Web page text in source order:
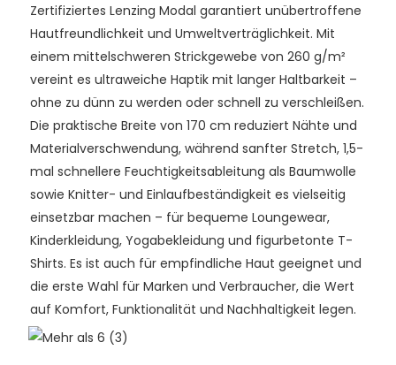
Zertifiziertes Lenzing Modal garantiert unübertroffene
Hautfreundlichkeit und Umweltverträglichkeit. Mit
einem mittelschweren Strickgewebe von 260 g/m²
vereint es ultraweiche Haptik mit langer Haltbarkeit –
ohne zu dünn zu werden oder schnell zu verschleißen.
Die praktische Breite von 170 cm reduziert Nähte und
Materialverschwendung, während sanfter Stretch, 1,5-
mal schnellere Feuchtigkeitsableitung als Baumwolle
sowie Knitter- und Einlaufbeständigkeit es vielseitig
einsetzbar machen – für bequeme Loungewear,
Kinderkleidung, Yogabekleidung und figurbetonte T-
Shirts. Es ist auch für empfindliche Haut geeignet und
die erste Wahl für Marken und Verbraucher, die Wert
auf Komfort, Funktionalität und Nachhaltigkeit legen.